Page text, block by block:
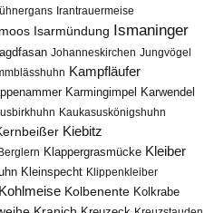
Irantrauermeise
Isarmündung Ismaninger
Johanneskirchen Jungvögel
Kampfläufer
Karmingimpel Karwendel
Kaukasuskönigshuhn
Kiebitz
Klappergrasmücke Kleiber
Kleinspecht Klippenkleiber
Kohlmeise Kolbenente Kolkrabe